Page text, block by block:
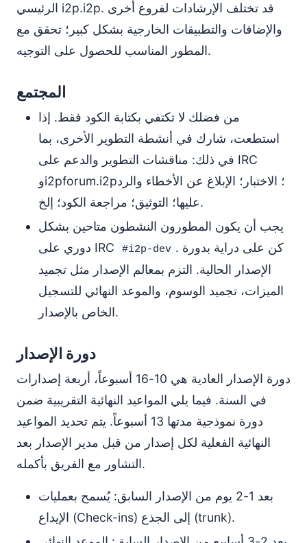
الرئيسي i2p.i2p. قد تختلف الإرشادات لفروع أخرى
والإضافات والتطبيقات الخارجية بشكل كبير؛ تحقق مع
المطور المناسب للحصول على التوجيه.
المجتمع
من فضلك لا تكتفي بكتابة الكود فقط. إذا
استطعت، شارك في أنشطة التطوير الأخرى، بما
في ذلك: مناقشات التطوير والدعم على IRC
وi2pforum.i2p؛ الاختبار؛ الإبلاغ عن الأخطاء والرد
عليها؛ التوثيق؛ مراجعة الكود؛ إلخ.
يجب أن يكون المطورون النشطون متاحين بشكل
دوري على IRC
#i2p-dev . كن على دراية بدورة
الإصدار الحالية. التزم بمعالم الإصدار مثل تجميد
الميزات، تجميد الوسوم، والموعد النهائي للتسجيل
الخاص بالإصدار.
دورة الإصدار
دورة الإصدار العادية هي 10-16 أسبوعاً، أربعة إصدارات
في السنة. فيما يلي المواعيد النهائية التقريبية ضمن
دورة نموذجية مدتها 13 أسبوعاً. يتم تحديد المواعيد
النهائية الفعلية لكل إصدار من قبل مدير الإصدار بعد
التشاور مع الفريق بأكمله.
بعد 1-2 يوم من الإصدار السابق: يُسمح بعمليات
الإيداع (Check-ins) إلى الجذع (trunk).